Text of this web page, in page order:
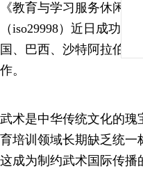
《教育与学习服务休闲
（iso29998）近日成功
国、巴西、沙特阿拉伯
作。
武术是中华传统文化的瑰
育培训领域长期缺乏统一
这成为制约武术国际传播